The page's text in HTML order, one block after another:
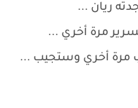
ريان ...
مرة أخري ...
مرة أخري وستجيب ...